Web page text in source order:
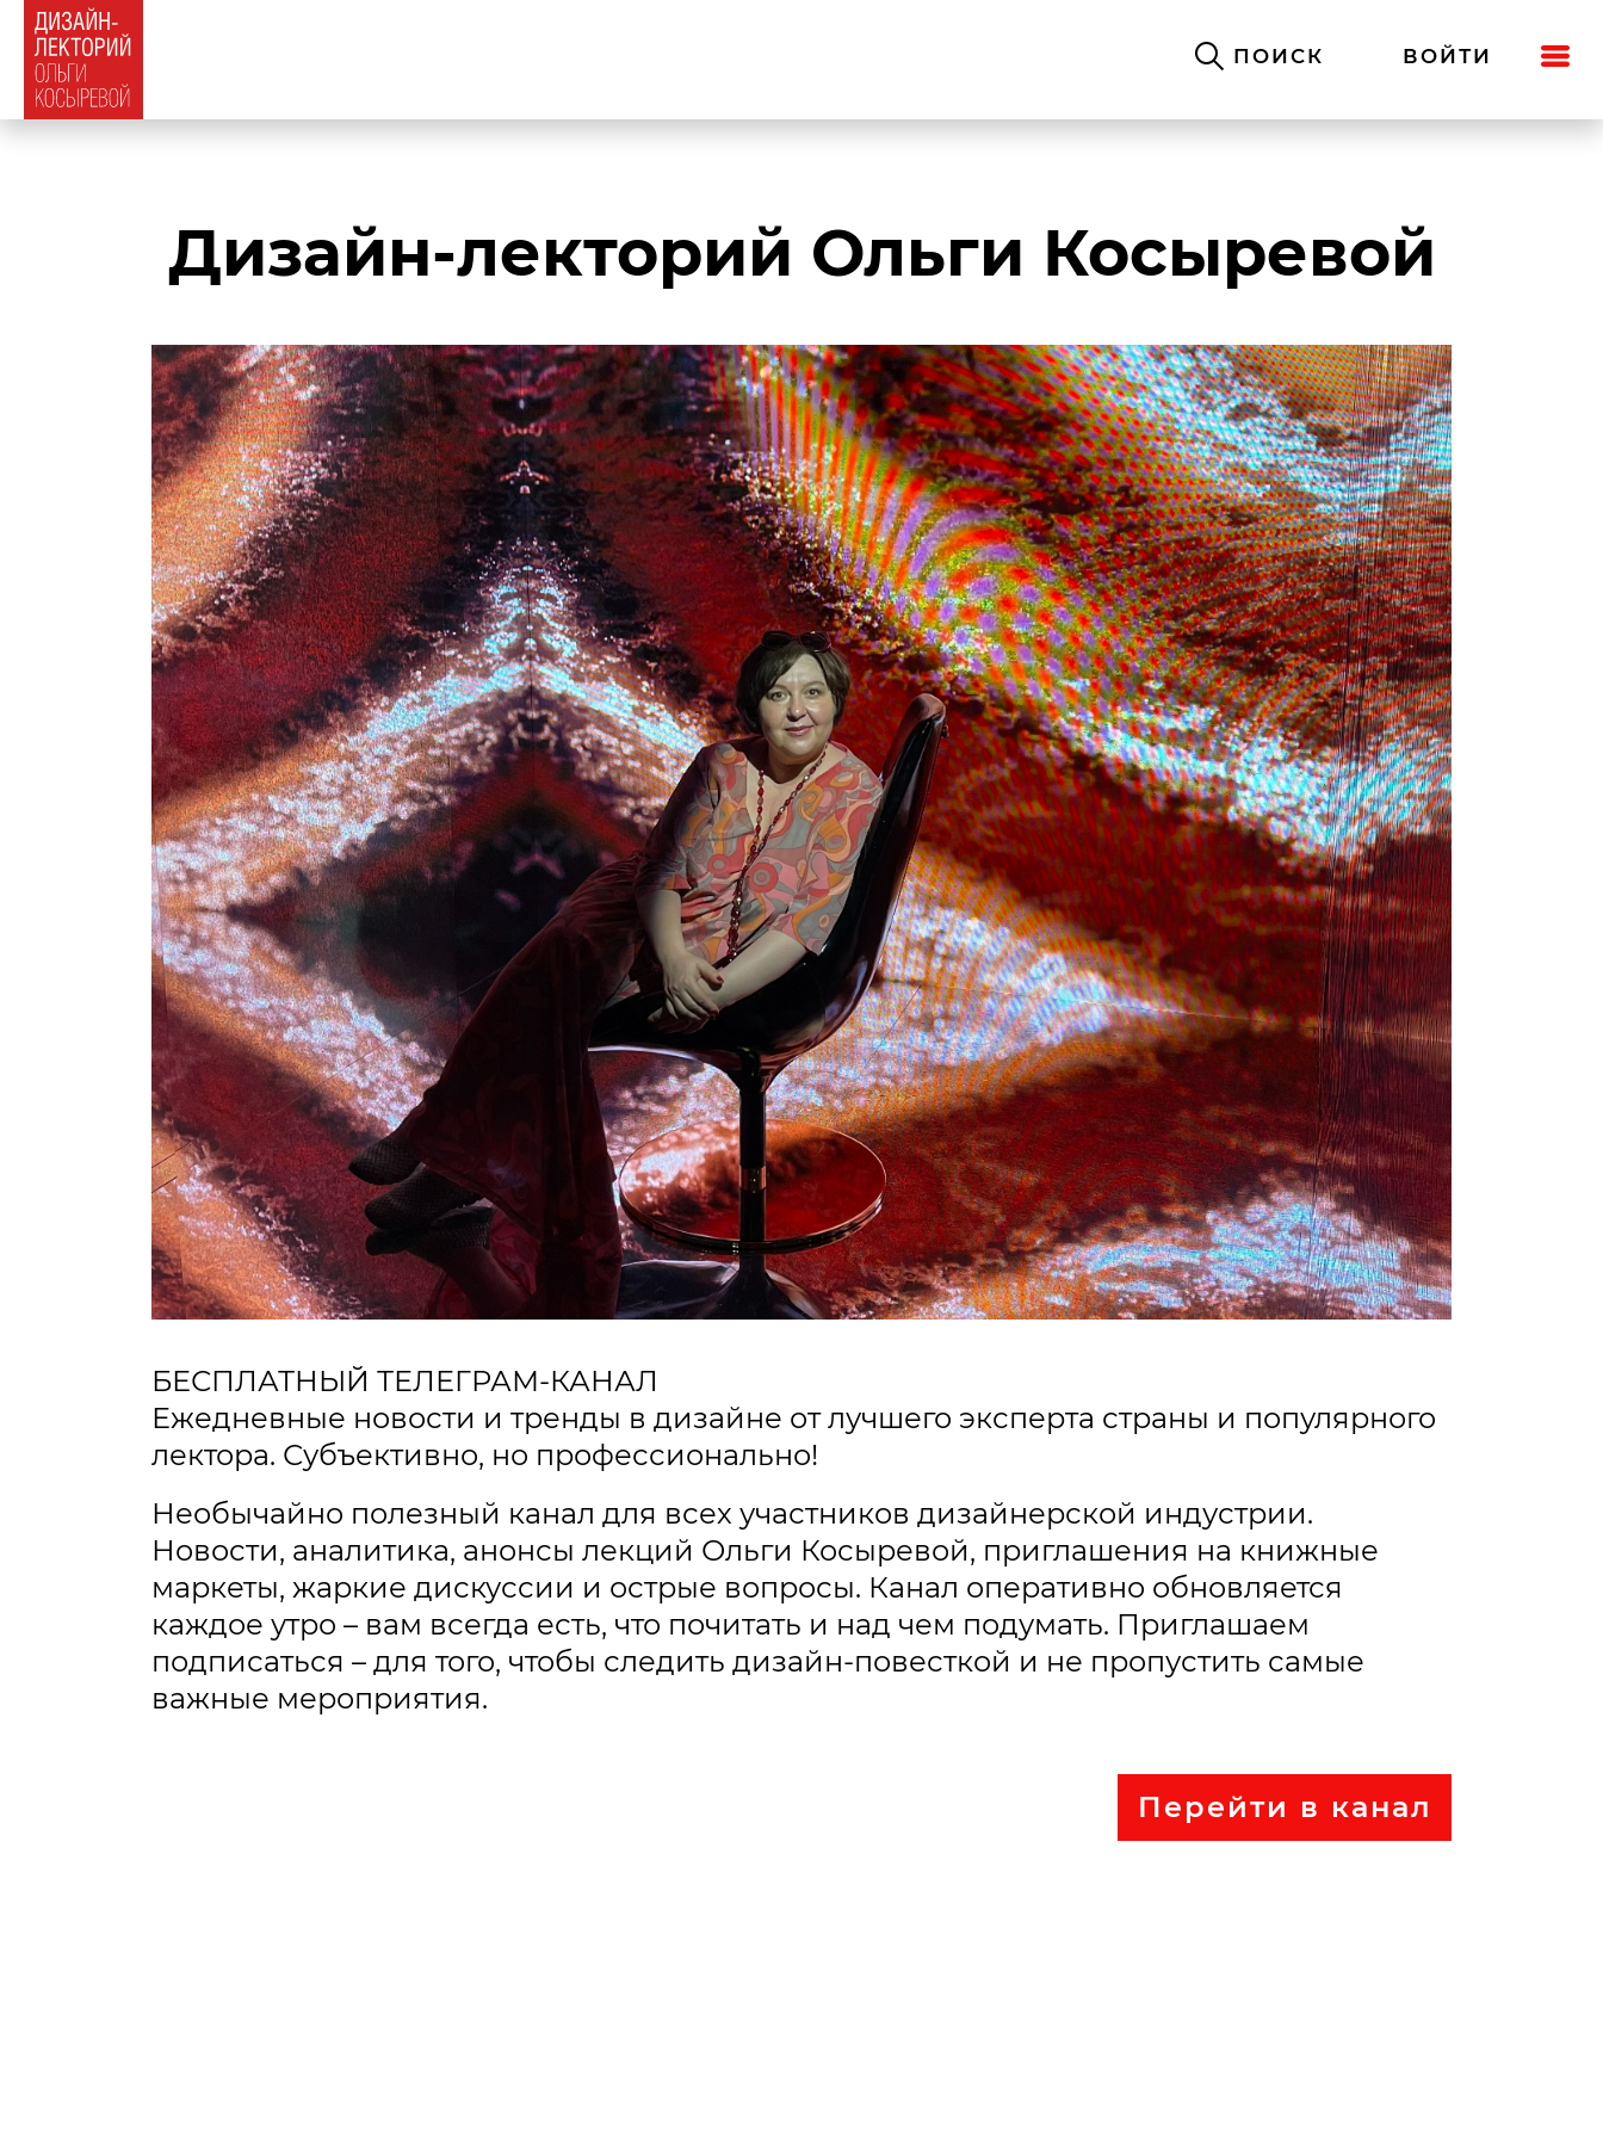
ПОИСК ВОЙТИ
Дизайн-лекторий Ольги Косыревой
БЕСПЛАТНЫЙ ТЕЛЕГРАМ-КАНАЛ
Ежедневные новости и тренды в дизайне от лучшего эксперта страны и популярного
лектора. Субъективно, но профессионально!
Необычайно полезный канал для всех участников дизайнерской индустрии.
Новости, аналитика, анонсы лекций Ольги Косыревой, приглашения на книжные
маркеты, жаркие дискуссии и острые вопросы. Канал оперативно обновляется
каждое утро – вам всегда есть, что почитать и над чем подумать. Приглашаем
подписаться – для того, чтобы следить дизайн-повесткой и не пропустить самые
важные мероприятия.
Перейти в канал